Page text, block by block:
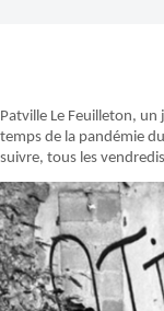
Patville Le Feuilleton,
temps de la pandémie
suivre, tous les